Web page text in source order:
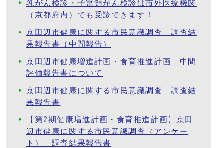
乳がん検診・子宮頸がん検診は市外医療機関
（京都府内）でも受診できます！
京田辺市健康に関する市民意識調査 調査結
果報告書（中間報告）
京田辺市健康増進計画・食育推進計画 中間
評価報告書について
京田辺市健康に関する市民意識調査 調査結
果報告書
【第2期健康増進計画・食育推進計画】京田
辺市健康に関する市民意識調査（アンケー
ト） 調査結果報告書